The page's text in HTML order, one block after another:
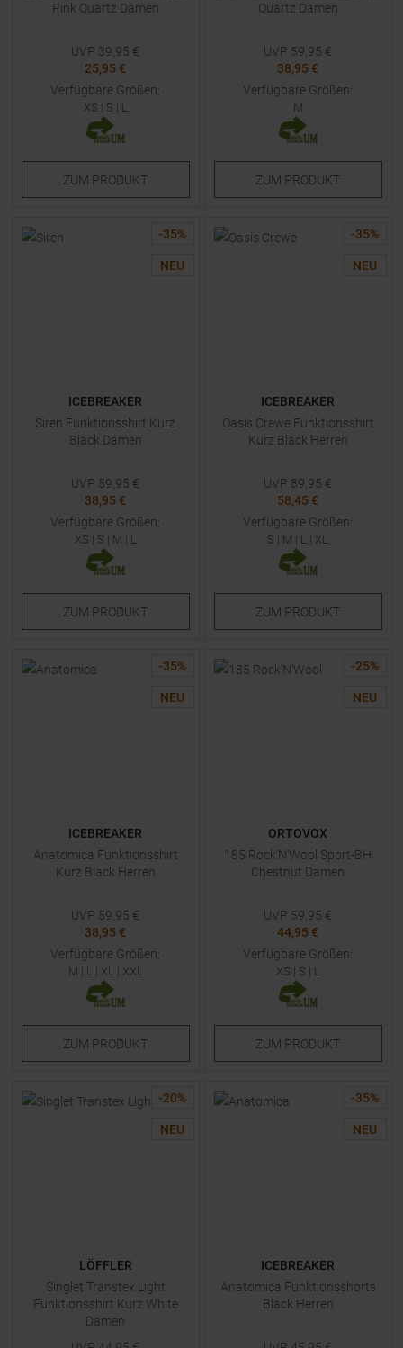
Pink Quartz Damen
UVP 39,95 €
25,95 €
Verfügbare Größen:
XS | S | L
ZUM PRODUKT
Quartz Damen
UVP 59,95 €
38,95 €
Verfügbare Größen:
M
ZUM PRODUKT
-35%
NEU
ICEBREAKER
Siren Funktionsshirt Kurz
Black Damen
UVP 59,95 €
38,95 €
Verfügbare Größen:
XS | S | M | L
ZUM PRODUKT
-35%
NEU
ICEBREAKER
Oasis Crewe Funktionsshirt
Kurz Black Herren
UVP 89,95 €
58,45 €
Verfügbare Größen:
S | M | L | XL
ZUM PRODUKT
-35%
NEU
ICEBREAKER
Anatomica Funktionsshirt
Kurz Black Herren
UVP 59,95 €
38,95 €
Verfügbare Größen:
M | L | XL | XXL
ZUM PRODUKT
-25%
NEU
ORTOVOX
185 Rock'N'Wool Sport-BH
Chestnut Damen
UVP 59,95 €
44,95 €
Verfügbare Größen:
XS | S | L
ZUM PRODUKT
-20%
NEU
LÖFFLER
Singlet Transtex Light
Funktionsshirt Kurz White
Damen
-35%
NEU
ICEBREAKER
Anatomica Funktionsshorts
Black Herren